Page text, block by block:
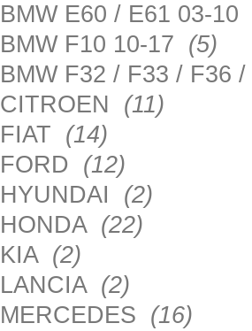
BMW E60 / E61 03-10
BMW F10 10-17 (5)
BMW F32 / F33 / F36
CITROEN (11)
FIAT (14)
FORD (12)
HYUNDAI (2)
HONDA (22)
KIA (2)
LANCIA (2)
MERCEDES (16)